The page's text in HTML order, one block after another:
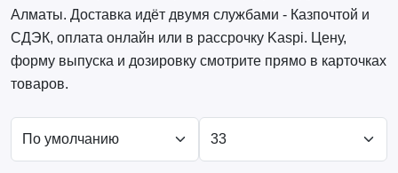
Алматы. Доставка идёт двумя службами - Казпочтой и
СДЭК, оплата онлайн или в рассрочку Kaspi. Цену,
форму выпуска и дозировку смотрите прямо в карточках
товаров.